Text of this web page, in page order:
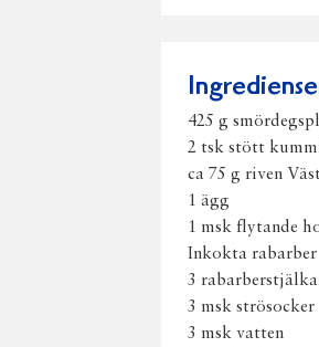
425 g
2 tsk stött
ca 75 g riven
1 ägg
1 msk flytande
Inkokta rabarber
3
3 msk strösocker
3 msk vatten